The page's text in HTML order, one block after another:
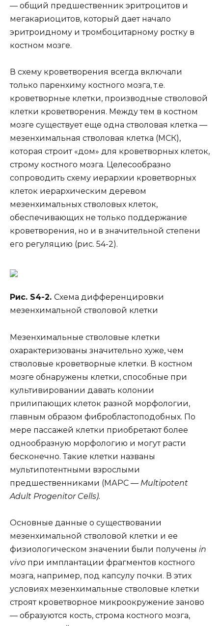
— общий предшественник эритроцитов и
мегакариоцитов, который дает начало
эритроидному и тромбоцитарному ростку в
костном мозге.
В схему кроветворения всегда включали
только паренхиму костного мозга, т.е.
кроветворные клетки, производные стволовой
клетки кроветворения. Между тем в костном
мозге существует еще одна стволовая клетка —
мезенхимальная стволовая клетка (МСК),
которая строит «дом» для кроветворных клеток,
строму костного мозга. Целесообразно
сопроводить схему иерархии кроветворных
клеток иерархическим деревом
мезенхимальных стволовых клеток,
обеспечивающих не только поддержание
кроветворения, но и в значительной степени
его регуляцию (рис. 54-2).
Рис. S4-2. Схема дифференцировки
мезенхимальной стволовой клетки
Мезенхимальные стволовые клетки
охарактеризованы значительно хуже, чем
стволовые кроветворные клетки. В костном
мозге обнаружены клетки, способные при
культивировании давать колонии
прилипающих клеток разной морфологии,
главным образом фибробластоподобных. По
мере пассажей клетки приобретают более
однообразную морфологию и могут расти
бесконечно. Такие клетки названы
мультипотентными взрослыми
предшественниками (МАРС — Multipotent
Adult Progenitor Cells).
Основные данные о существовании
мезенхимальной стволовой клетки и ее
физиологическом значении были получены in
vivo при имплантации фрагментов костного
мозга, например, под капсулу почки. В этих
условиях мезенхимальные стволовые клетки
строят кроветворное микроокружение заново
— образуются кость, строма костного мозга,